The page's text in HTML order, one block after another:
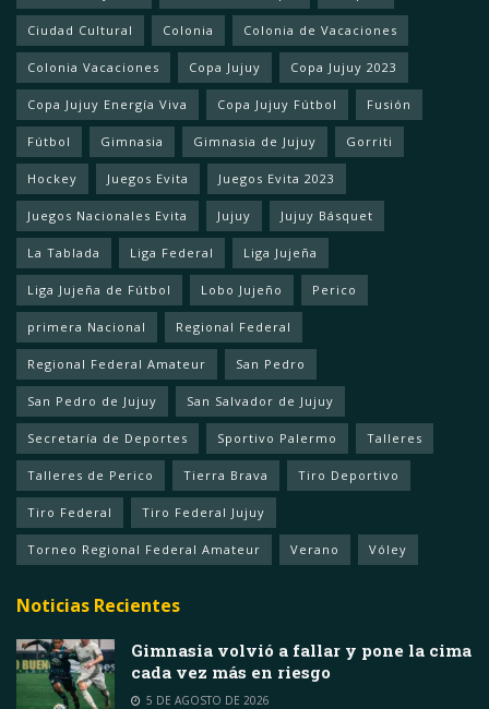
Ciudad Cultural Colonia Colonia de Vacaciones
Colonia Vacaciones Copa Jujuy Copa Jujuy 2023
Copa Jujuy Energía Viva Copa Jujuy Fútbol Fusión
Fútbol Gimnasia Gimnasia de Jujuy Gorriti
Hockey Juegos Evita Juegos Evita 2023
Juegos Nacionales Evita Jujuy Jujuy Básquet
La Tablada Liga Federal Liga Jujeña
Liga Jujeña de Fútbol Lobo Jujeño Perico
primera Nacional Regional Federal
Regional Federal Amateur San Pedro
San Pedro de Jujuy San Salvador de Jujuy
Secretaría de Deportes Sportivo Palermo Talleres
Talleres de Perico Tierra Brava Tiro Deportivo
Tiro Federal Tiro Federal Jujuy
Torneo Regional Federal Amateur Verano Vóley
Noticias Recientes
Gimnasia volvió a fallar y pone la cima
cada vez más en riesgo
5 DE AGOSTO DE 2026